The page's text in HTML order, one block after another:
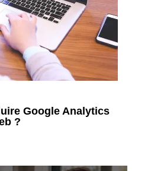
Google Analytics
?